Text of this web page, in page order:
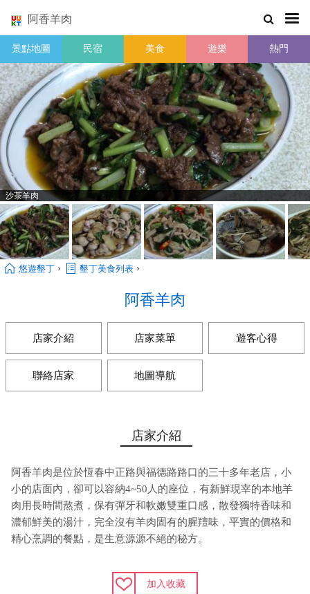
阿香羊肉
景點地圖 民宿 美食 遊樂 熱門
沙茶羊肉
悠遊墾丁 › 墾丁美食列表 ›
阿香羊肉
店家介紹 店家菜單 遊客心得
聯絡店家 地圖導航
店家介紹
阿香羊肉是位於恆春中正路與福德路路口的三十多年老店，小
小的店面內，卻可以容納4~50人的座位，有新鮮現宰的本地羊
肉用長時間熬煮，保有彈牙和軟嫩雙重口感，散發獨特香味和
濃郁鮮美的湯汁，完全沒有羊肉固有的腥羶味，平實的價格和
精心烹調的餐點，是生意源源不絕的秘方。
加入收藏